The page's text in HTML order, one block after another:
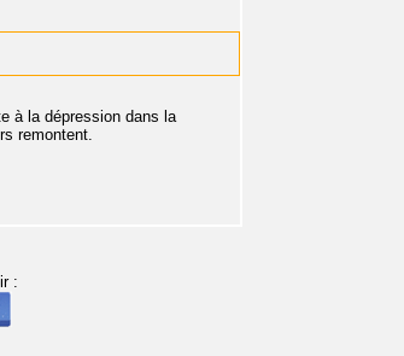
à la dépression dans la
remontent.
: